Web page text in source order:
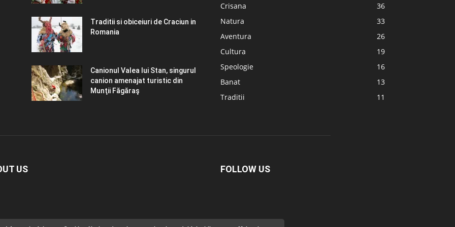
Traditii si obiceiuri de Craciun in
Romania
Canionul Valea lui Stan, singurul
canion amenajat turistic din
Munţii Făgăraş
Crisana
36
Natura
33
Aventura
26
Cultura
19
Speologie
16
Banat
13
Traditii
11
US FOLLOW US